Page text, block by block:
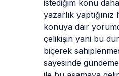
istediğim konu
yazarlık yaptığınız
konuya dair
çelikişin yani bu
biçerek
sayesinde